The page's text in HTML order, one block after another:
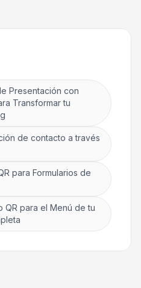
Presentación con
Transformar tu
de contacto a través
para Formularios de
QR para el Menú de tu